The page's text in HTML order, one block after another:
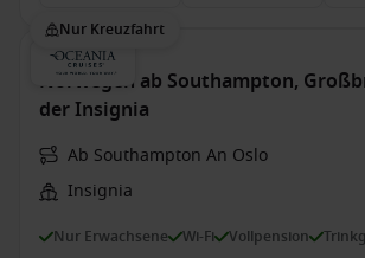
Nur Kreuzfahrt
Norwegen ab Southampton,
der Insignia
Ab Southampton An Oslo
Insignia
Nur Erwachsene Wi-Fi Vollpension